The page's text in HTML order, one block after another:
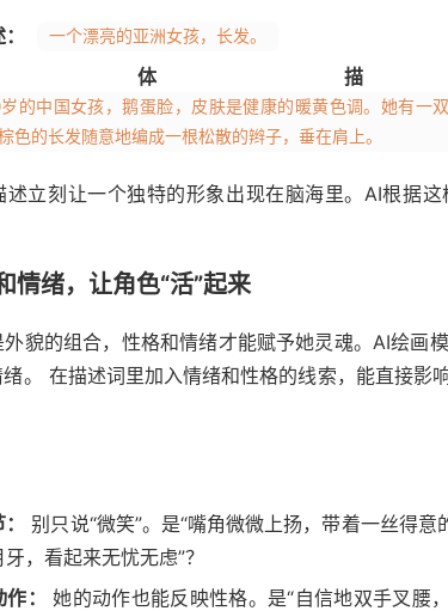
一个漂亮的亚洲女孩，长发。
体描
的中国女孩，鹅蛋脸，皮肤是健康的暖黄色调。她有一
色的长发随意地编成一根松散的辫子，垂在肩上。
述立刻让一个独特的形象出现在脑海里。AI根据这
情绪，让角色“活”起来
貌的组合，性格和情绪才能赋予她灵魂。AI绘画
。 在描述词里加入情绪和性格的线索，能直接影
别只说“微笑”。是“嘴角微微上扬，带着一丝得
，看起来无忧无虑”？
：
她的动作也能反映性格。是“自信地双手叉腰